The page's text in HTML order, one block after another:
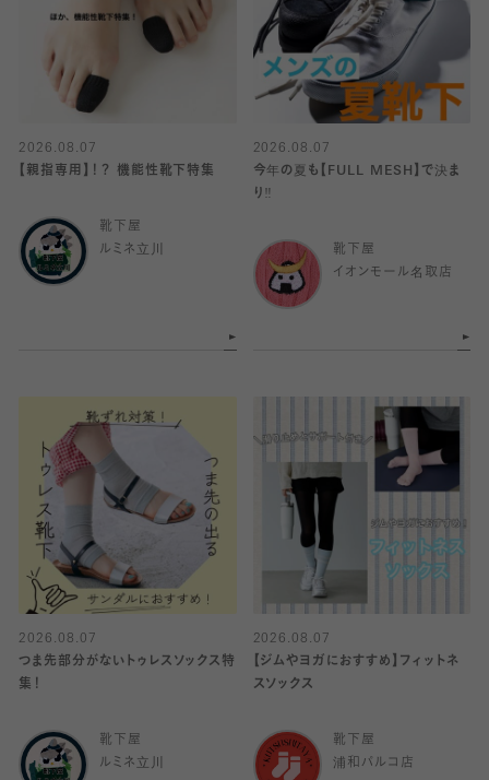
2026.08.07
【親指専用】！？ 機能性靴下特集
靴下屋
ルミネ立川
2026.08.07
今年の夏も【FULL MESH】で決ま
り️‼️
靴下屋
イオンモール名取店
2026.08.07
つま先部分がないトゥレスソックス特
集！
靴下屋
ルミネ立川
2026.08.07
【ジムやヨガにおすすめ】フィットネ
スソックス
靴下屋
浦和パルコ店